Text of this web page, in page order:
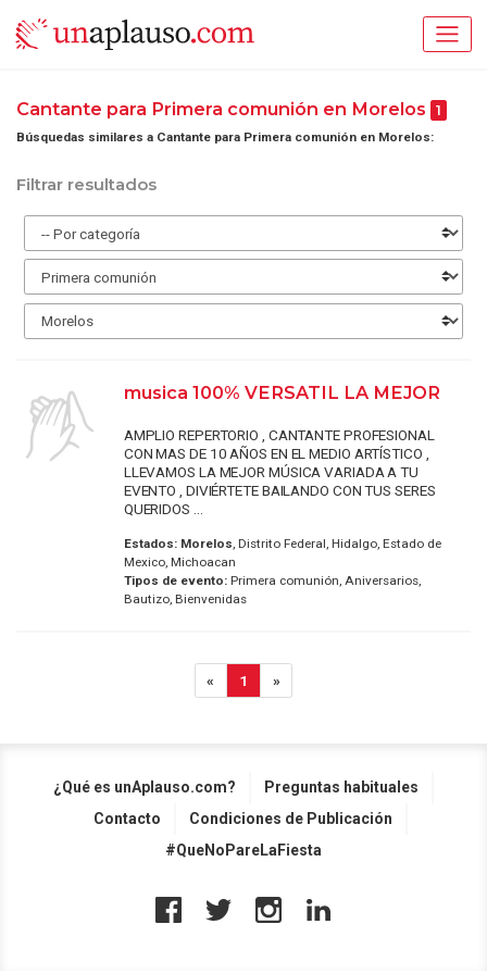
Cantante para Primera comunión en Morelos 1
Búsquedas similares a Cantante para Primera comunión en Morelos:
Filtrar resultados
musica 100% VERSATIL LA MEJOR
AMPLIO REPERTORIO , CANTANTE PROFESIONAL
CON MAS DE 10 AÑOS EN EL MEDIO ARTÍSTICO ,
LLEVAMOS LA MEJOR MÚSICA VARIADA A TU
EVENTO , DIVIÉRTETE BAILANDO CON TUS SERES
QUERIDOS ...
Estados: Morelos, Distrito Federal, Hidalgo, Estado de
Mexico, Michoacan
Tipos de evento:Primera comunión, Aniversarios,
Bautizo, Bienvenidas
« 1 »
¿Qué es unAplauso.com?
Preguntas habituales
Contacto
Condiciones de Publicación
#QueNoPareLaFiesta